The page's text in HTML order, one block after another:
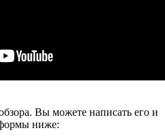
Вы можете написать его и
ниже: